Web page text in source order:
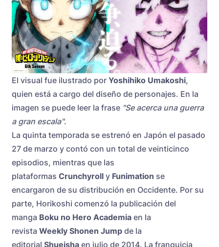
El visual fue ilustrado por Yoshihiko Umakoshi,
quien está a cargo del diseño de personajes. En la
imagen se puede leer la frase "Se acerca una guerra
a gran escala".
La quinta temporada se estrenó en Japón el pasado
27 de marzo y contó con un total de veinticinco
episodios, mientras que las
plataformas Crunchyroll y Funimation se
encargaron de su distribución en Occidente. Por su
parte, Horikoshi comenzó la publicación del
manga Boku no Hero Academia en la
revista Weekly Shonen Jump de la
editorial Shueisha en julio de 2014. La franquicia